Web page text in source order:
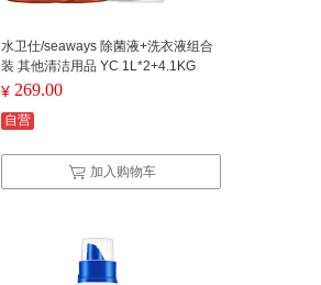
水卫仕/seaways 除菌液+洗衣液组合
装 其他清洁用品 YC 1L*2+4.1KG
¥ 269.00
自营
加入购物车